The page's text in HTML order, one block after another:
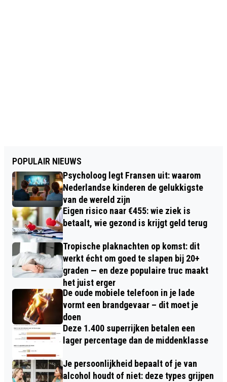
POPULAIR NIEUWS
Psycholoog legt Fransen uit: waarom
Nederlandse kinderen de gelukkigste
van de wereld zijn
Eigen risico naar €455: wie ziek is
betaalt, wie gezond is krijgt geld terug
Tropische plaknachten op komst: dit
werkt écht om goed te slapen bij 20+
graden — en deze populaire truc maakt
het juist erger
De oude mobiele telefoon in je lade
vormt een brandgevaar – dit moet je
doen
Deze 1.400 superrijken betalen een
lager percentage dan de middenklasse
Je persoonlijkheid bepaalt of je van
alcohol houdt of niet: deze types grijpen